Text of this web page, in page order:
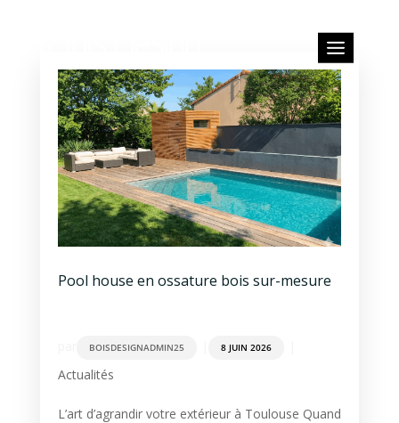
Pool house en ossature bois sur-mesure
BOISDESIGNADMIN25 8 JUIN 2026
Actualités
L’art d’agrandir votre extérieur à Toulouse Quand